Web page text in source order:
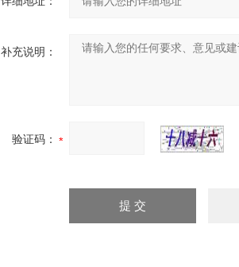
补充说明：
验证码：